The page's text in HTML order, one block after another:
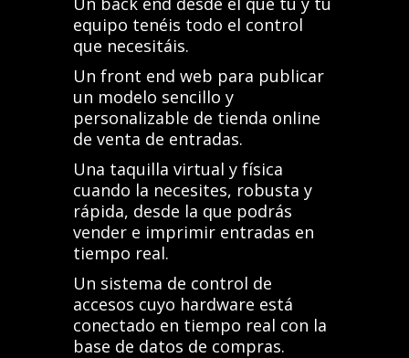
equipo tenéis todo el control
que necesitáis.
Un front end web para publicar
un modelo sencillo y
personalizable de tienda online
de venta de entradas.
Una taquilla virtual y física
cuando la necesites, robusta y
rápida, desde la que podrás
vender e imprimir entradas en
tiempo real.
Un sistema de control de
accesos cuyo hardware está
conectado en tiempo real con la
base de datos de compras.